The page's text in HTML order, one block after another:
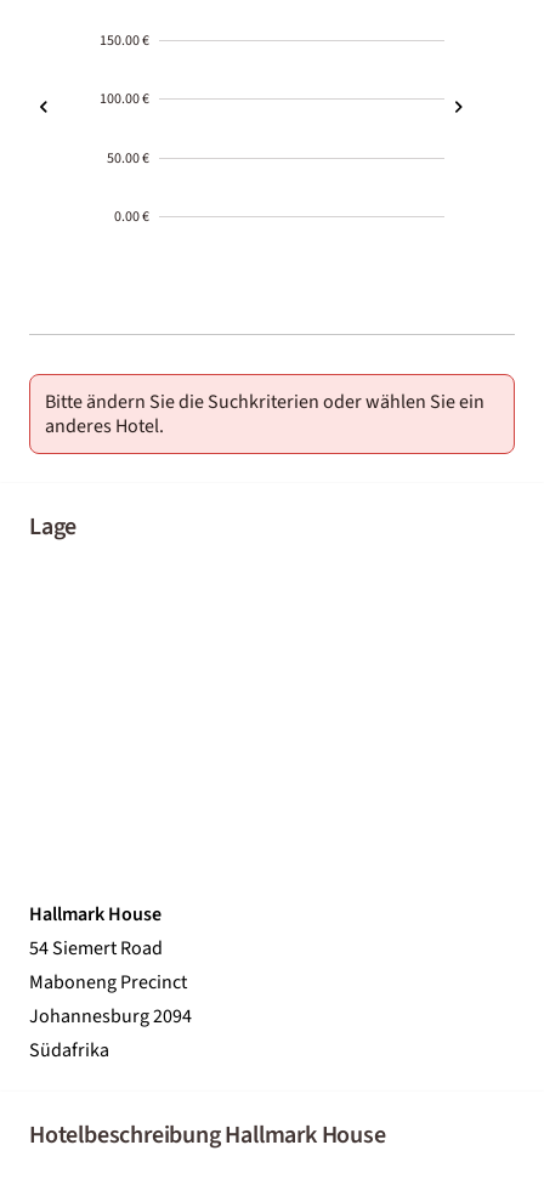
150.00 €
100.00 €
50.00 €
0.00 €
01-02
Bitte ändern Sie die Suchkriterien oder wählen Sie ein
anderes Hotel.
Lage
Hallmark House
54 Siemert Road
Maboneng Precinct
Johannesburg 2094
Südafrika
Hotelbeschreibung Hallmark House